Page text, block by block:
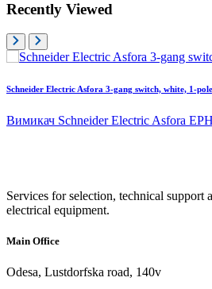
Recently Viewed
Schneider Electric Asfora 3-gang switch, white, 1-
Вимикач Schneider Electric Asfora
Services for selection, technical
electrical equipment.
Main Office
Odesa, Lustdorfska road, 140v